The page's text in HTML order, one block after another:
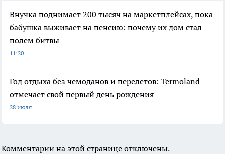
Внучка поднимает 200 тысяч на маркетплейсах, пока
бабушка выживает на пенсию: почему их дом стал
полем битвы
11:20
Год отдыха без чемоданов и перелетов: Termoland
отмечает свой первый день рождения
28 июля
Комментарии на этой странице отключены.